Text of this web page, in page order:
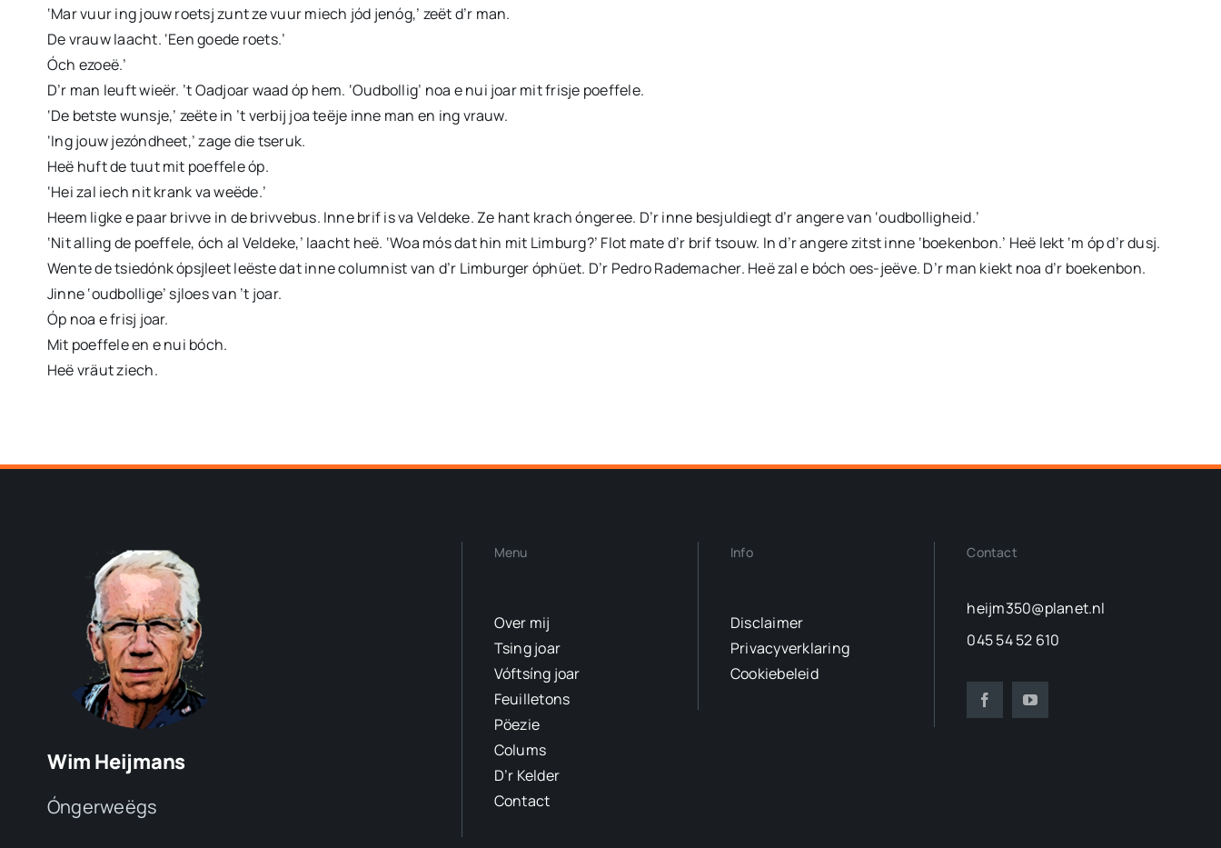
‘Mar vuur ing jouw roetsj zunt ze vuur miech jód jenóg,’ zeët d’r man.
De vrauw laacht. ‘Een goede roets.’
Óch ezoeë.’
D’r man leuft wieër. ’t Oadjoar waad óp hem. ‘Oudbollig’ noa e nui joar mit frisje poeffele.
‘De betste wunsje,’ zeëte in ’t verbij joa teëje inne man en ing vrauw.
‘Ing jouw jezóndheet,’ zage die tseruk.
Heë huft de tuut mit poeffele óp.
‘Hei zal iech nit krank va weëde.’
Heem ligke e paar brivve in de brivvebus. Inne brif is va Veldeke. Ze hant krach óngeree. D’r inne besjuldiegt d’r angere van ‘oudbolligheid.’
‘Nit alling de poeffele, óch al Veldeke,’ laacht heë. ‘Woa mós dat hin mit Limburg?’ Flot mate d’r brif tsouw. In d’r angere zitst inne ‘boekenbon.’ Heë lekt ‘m óp d’r dusj.
Wente de tsiedónk ópsjleet leëste dat inne columnist van d’r Limburger óphüet. D’r Pedro Rademacher. Heë zal e bóch oes-jeëve. D’r man kiekt noa d’r boekenbon.
Jinne ‘oudbollige’ sjloes van ’t joar.
Óp noa e frisj joar.
Mit poeffele en e nui bóch.
Heë vräut ziech.
Wim Heijmans
Óngerweëgs
Menu
Over mij
Tsing joar
Vóftsíng joar
Feuilletons
Pöezie
Colums
D’r Kelder
Contact
Info
Disclaimer
Privacyverklaring
Cookiebeleid
Contact
heijm350@planet.nl
045 54 52 610